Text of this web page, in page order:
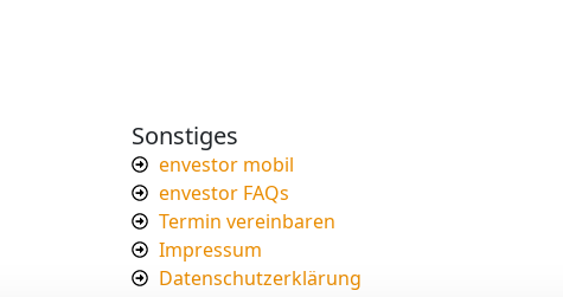
Sonstiges
envestor mobil
envestor FAQs
Termin vereinbaren
Impressum
Datenschutzerklärung